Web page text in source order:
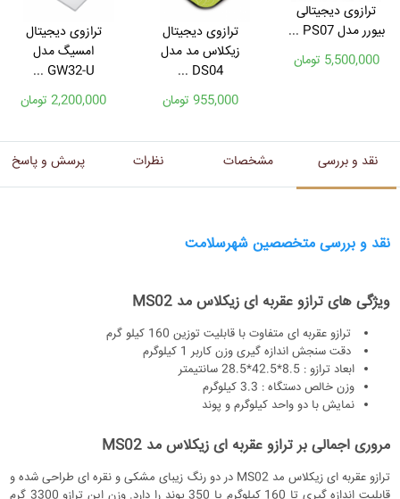
ترازوی دیجیتالی
بیورر مدل PS07 ...
5,500,000 تومان
ترازوی دیجیتال
زیکلاس مد مدل
DS04 ...
955,000 تومان
ترازوی دیجیتال
امسیگ مدل
GW32-U ...
2,200,000 تومان
نقد و بررسی مشخصات نظرات پرسش و پاسخ
نقد و بررسی متخصصین شهرسلامت
ویژگی هایترازو عقربه ای زیکلاس مدMS02
ترازو عقربه ای متفاوت با قابلیت توزین 160 کیلو گرم
دقت سنجش اندازه گیری وزن کاربر 1 کیلوگرم
ابعاد ترازو : 8.5*42.5*28.5 سانتیمتر
وزن خالص دستگاه : 3.3 کیلوگرم
نمایش با دو واحد کیلوگرم و پوند
مروری اجمالی برترازو عقربه ای زیکلاس مدMS02
ترازو عقربه ای زیکلاس مد MS02 در دو رنگ زیبای مشکی و نقره ای طراحی شده و
قابلیت اندازه گیری تا 160 کیلوگرم یا 350 پوند را دارد. وزن این ترازو 3300 گرم